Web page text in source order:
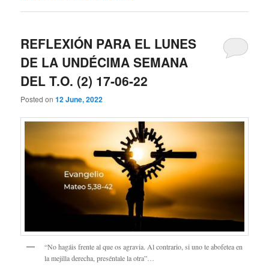
REFLEXIÓN PARA EL LUNES
DE LA UNDÉCIMA SEMANA
DEL T.O. (2) 17-06-22
Posted on12 June, 2022
“No hagáis frente al que os agravia. Al contrario, si uno te abofetea en
la mejilla derecha, preséntale la otra”…